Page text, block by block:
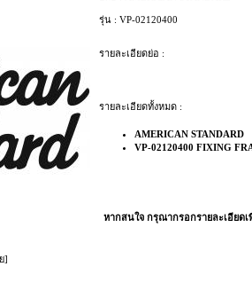
]
รุ่น : VP-02120400
รายละเอียดย่อ :
รายละเอียดทั้งหมด :
AMERICAN STANDARD
VP-02120400 FIXING
หากสนใจ กรุณากรอกรายละเอียด